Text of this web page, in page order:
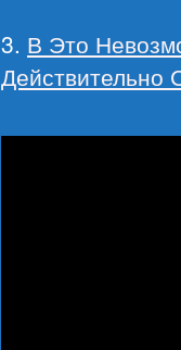
3. В Это
Действительно